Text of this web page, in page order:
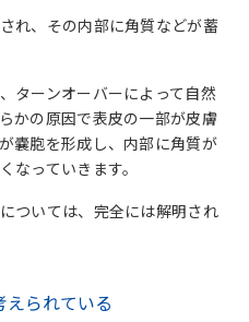
れ、その内部に角質などが蓄
ターンオーバーによって自然
かの原因で表皮の一部が皮膚
嚢胞を形成し、内部に角質が
なっていきます。
ついては、完全には解明され
られている